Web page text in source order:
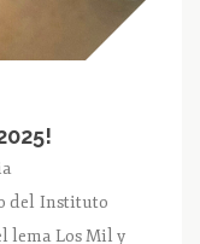
del Instituto
lema Los Mil y